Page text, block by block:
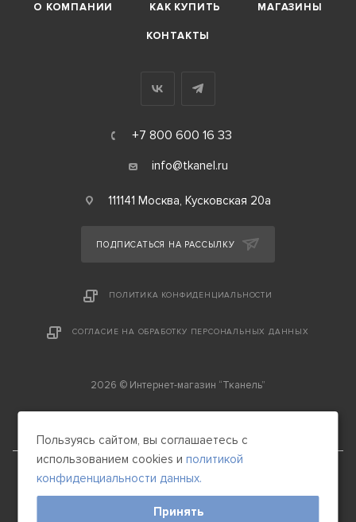
О КОМПАНИИ КАК КУПИТЬ МАГАЗИНЫ
КОНТАКТЫ
+7 800 600 16 33
info@tkanel.ru
111141 Москва, Кусковская 20а
ПОДПИСАТЬСЯ НА РАССЫЛКУ
ПОЛИТИКА КОНФИДЕНЦИАЛЬНОСТИ
СОГЛАСИЕ НА ОБРАБОТКУ ПЕРСОНАЛЬНЫХ ДАННЫХ
2026 © Интернет-магазин “Тканель”
Пользуясь сайтом, вы соглашаетесь с
использованием cookies иполитикой
конфиденциальности данных.
Принять